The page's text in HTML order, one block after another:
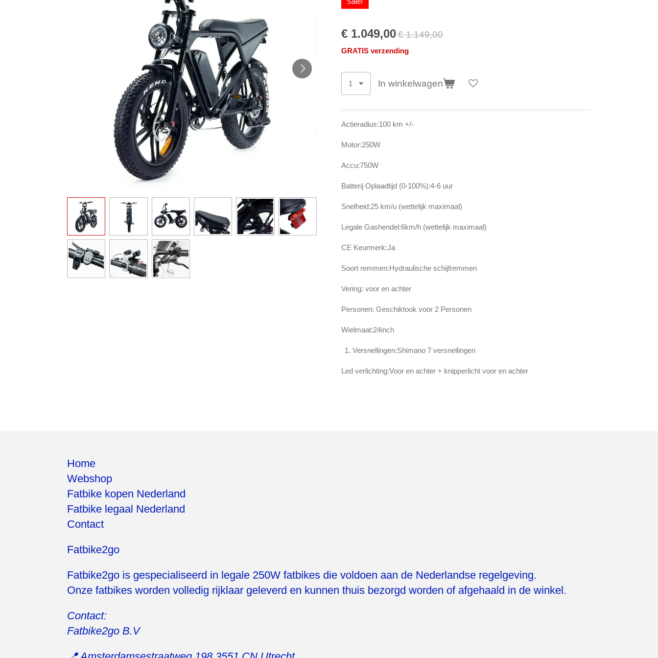
€ 1.049,00€ 1.149,00
GRATIS verzending
In winkelwagen
Actieradius:100 km +/-
Motor:250W
Accu:750W
Batterij Oplaadtijd (0-100%):4-6 uur
Snelheid:25 km/u (wettelijk maximaal)
Legale Gashendel:6km/h (wettelijk maximaal)
CE Keurmerk:Ja
Soort remmen:Hydraulische schijfremmen
Vering: voor en achter
Personen: Geschiktook voor 2 Personen
Wielmaat:24inch
Versnellingen:Shimano 7 versnellingen
Led verlichting:Voor en achter + knipperlicht voor en achter
Home
Webshop
Fatbike kopen Nederland
Fatbike legaal Nederland
Contact
Fatbike2go
Fatbike2go is gespecialiseerd in legale 250W fatbikes die voldoen aan de Nederlandse regelgeving.
Onze fatbikes worden volledig rijklaar geleverd en kunnen thuis bezorgd worden of afgehaald in de winkel.
Contact:
Fatbike2go B.V